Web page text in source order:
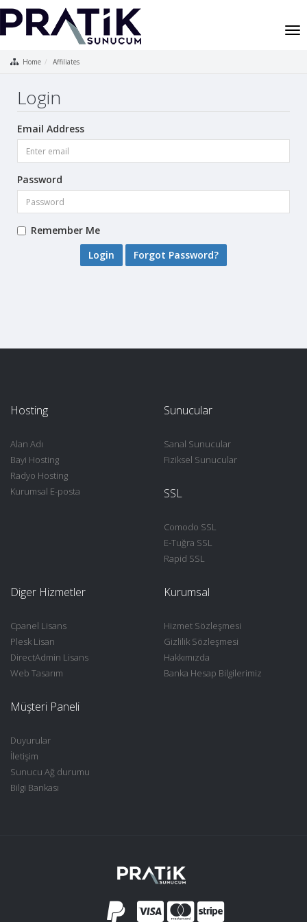
Home Affiliates
Login
Email Address
Password
Remember Me
Forgot Password?
Hosting
Alan Adı
Bayi Hosting
Radyo Hosting
Kurumsal E-posta
Sunucular
Sanal Sunucular
Fiziksel Sunucular
SSL
Comodo SSL
E-Tuğra SSL
Rapid SSL
Diger Hizmetler
Cpanel Lisans
Plesk Lisan
DirectAdmin Lisans
Web Tasarım
Kurumsal
Hizmet Sözleşmesi
Gizlilik Sözleşmesi
Hakkımızda
Banka Hesap Bilgilerimiz
Müşteri Paneli
Duyurular
İletişim
Sunucu Ağ durumu
Bilgi Bankası